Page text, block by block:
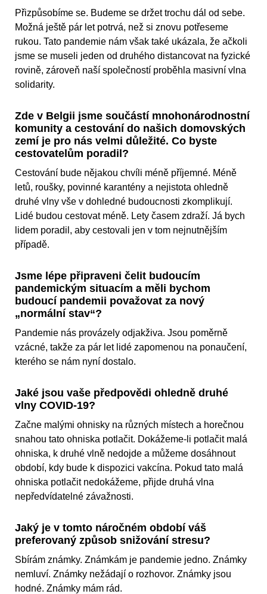
Přizpůsobíme se. Budeme se držet trochu dál od sebe.
Možná ještě pár let potrvá, než si znovu potřeseme
rukou. Tato pandemie nám však také ukázala, že ačkoli
jsme se museli jeden od druhého distancovat na fyzické
rovině, zároveň naší společností proběhla masivní vlna
solidarity.
Zde v Belgii jsme součástí mnohonárodnostní
komunity a cestování do našich domovských
zemí je pro nás velmi důležité. Co byste
cestovatelům poradil?
Cestování bude nějakou chvíli méně příjemné. Méně
letů, roušky, povinné karantény a nejistota ohledně
druhé vlny vše v dohledné budoucnosti zkomplikují.
Lidé budou cestovat méně. Lety časem zdraží. Já bych
lidem poradil, aby cestovali jen v tom nejnutnějším
případě.
Jsme lépe připraveni čelit budoucím
pandemickým situacím a měli bychom
budoucí pandemii považovat za nový
„normální stav“?
Pandemie nás provázely odjakživa. Jsou poměrně
vzácné, takže za pár let lidé zapomenou na ponaučení,
kterého se nám nyní dostalo.
Jaké jsou vaše předpovědi ohledně druhé
vlny COVID-19?
Začne malými ohnisky na různých místech a horečnou
snahou tato ohniska potlačit. Dokážeme-li potlačit malá
ohniska, k druhé vlně nedojde a můžeme dosáhnout
období, kdy bude k dispozici vakcína. Pokud tato malá
ohniska potlačit nedokážeme, přijde druhá vlna
nepředvídatelné závažnosti.
Jaký je v tomto náročném období váš
preferovaný způsob snižování stresu?
Sbírám známky. Známkám je pandemie jedno. Známky
nemluví. Známky nežádají o rozhovor. Známky jsou
hodné. Známky mám rád.